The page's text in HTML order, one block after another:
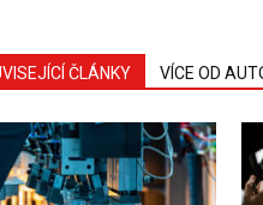
ČLÁNKY VÍCE OD